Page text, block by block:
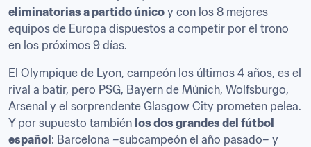
eliminatorias a partido único y con los 8 mejores
equipos de Europa dispuestos a competir por el trono
en los próximos 9 días.
El Olympique de Lyon, campeón los últimos 4 años, es el
rival a batir, pero PSG, Bayern de Múnich, Wolfsburgo,
Arsenal y el sorprendente Glasgow City prometen pelea.
Y por supuesto también los dos grandes del fútbol
español : Barcelona –subcampeón el año pasado– y